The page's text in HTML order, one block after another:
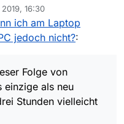
Screenshots von
deaktivierten Filtern und
die Statuszeile lesen
drei Stunden vielleicht
16:30
ich am Laptop
jedoch nicht?:
Folge von
einzige als neu
Stunden vielleicht